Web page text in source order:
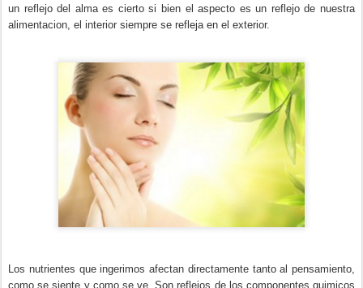
un reflejo del alma es cierto si bien el aspecto es un reflejo de nuestra
alimentacion, el interior siempre se refleja en el exterior.
Los nutrientes que ingerimos afectan directamente tanto al pensamiento,
como se siente y como se ve. Son reflejos de los componentes quimicos